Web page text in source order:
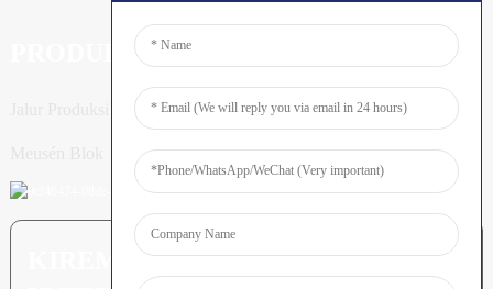
Jalur Produksi Tiang
KIREM PERTANYAAN: SIAP